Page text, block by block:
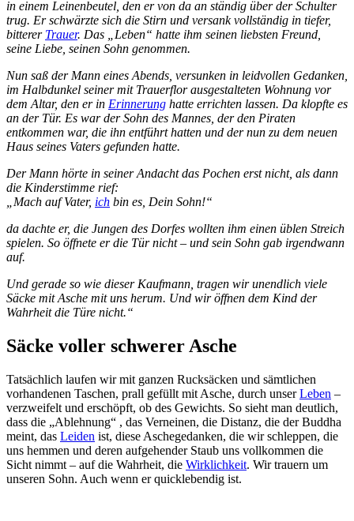
in einem Leinenbeutel, den er von da an ständig über der Schulter
trug. Er schwärzte sich die Stirn und versank vollständig in tiefer,
bitterer Trauer. Das „Leben“ hatte ihm seinen liebsten Freund,
seine Liebe, seinen Sohn genommen.
Nun saß der Mann eines Abends, versunken in leidvollen Gedanken,
im Halbdunkel seiner mit Trauerflor ausgestalteten Wohnung vor
dem Altar, den er in Erinnerung hatte errichten lassen. Da klopfte es
an der Tür. Es war der Sohn des Mannes, der den Piraten
entkommen war, die ihn entführt hatten und der nun zu dem neuen
Haus seines Vaters gefunden hatte.
Der Mann hörte in seiner Andacht das Pochen erst nicht, als dann
die Kinderstimme rief:
„Mach auf Vater, ich bin es, Dein Sohn!“
da dachte er, die Jungen des Dorfes wollten ihm einen üblen Streich
spielen. So öffnete er die Tür nicht – und sein Sohn gab irgendwann
auf.
Und gerade so wie dieser Kaufmann, tragen wir unendlich viele
Säcke mit Asche mit uns herum. Und wir öffnen dem Kind der
Wahrheit die Türe nicht.“
Säcke voller schwerer Asche
Tatsächlich laufen wir mit ganzen Rucksäcken und sämtlichen
vorhandenen Taschen, prall gefüllt mit Asche, durch unserLeben –
verzweifelt und erschöpft, ob des Gewichts. So sieht man deutlich,
dass die „Ablehnung“ , das Verneinen, die Distanz, die der Buddha
meint, das Leiden ist, diese Aschegedanken, die wir schleppen, die
uns hemmen und deren aufgehender Staub uns vollkommen die
Sicht nimmt – auf die Wahrheit, die Wirklichkeit. Wir trauern um
unseren Sohn. Auch wenn er quicklebendig ist.